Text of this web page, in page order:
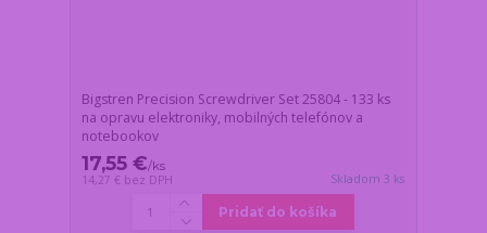
Bigstren Precision Screwdriver Set 25804 - 133 ks
na opravu elektroniky, mobilných telefónov a
notebookov
17,55 €/ks
14,27 € bez DPH Skladom 3 ks
Pridať do košíka